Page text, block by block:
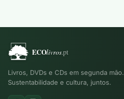
Livros, DVDs e CDs em segunda mão.
Sustentabilidade e cultura, juntos.